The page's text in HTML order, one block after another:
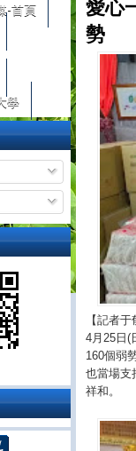
愛心
勢
【記者
4月25日(
160個弱
也當場支
祥和。
-首頁
學